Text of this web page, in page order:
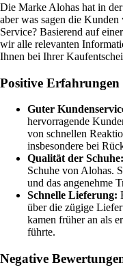
Die Marke Alohas hat in
aber was sagen die
Service? Basierend auf
wir alle relevanten
Ihnen bei Ihrer
Positive
Guter
hervorragende
von schnellen
insbesondere bei
Qualität der Schuhe:
Schuhe von Alohas.
und das angenehme
Schnelle Lieferung:
über die zügige
kamen früher an als
führte.
Negative